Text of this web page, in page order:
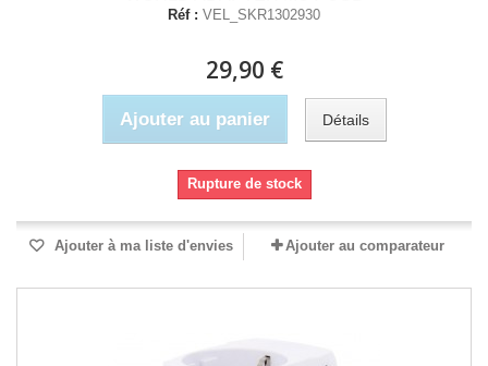
Réf : VEL_SKR1302930
29,90 €
Ajouter au panier Détails
Rupture de stock
Ajouter à ma liste d'envies Ajouter au comparateur